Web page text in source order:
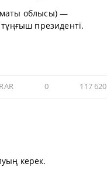
облысы) —
президенті.
0 117 620
керек.